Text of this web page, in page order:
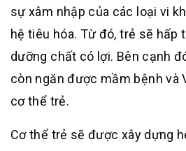
sự xâm nhập của các loại vi
hệ tiêu hóa. Từ đó, trẻ sẽ hấp
dưỡng chất có lợi. Bên cạnh
còn ngăn được mầm bệnh và
cơ thể trẻ.
Cơ thể trẻ sẽ được xây dựng